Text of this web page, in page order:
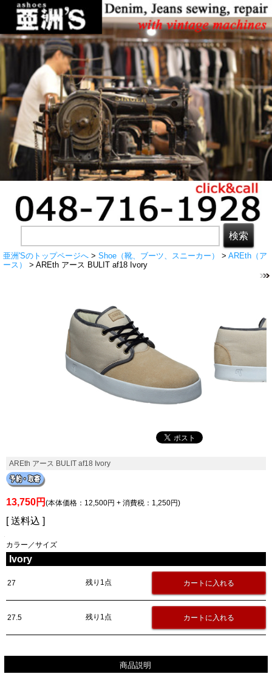
亜洲'Sのトップページへ > Shoe（靴、ブーツ、スニーカー） > AREth（ア
ース）
> AREth アース BULIT af18 Ivory
AREth アース BULIT af18 Ivory
13,750円 (本体価格：12,500円 + 消費税：1,250円)
[ 送料込 ]
カラー／サイズ
Ivory
27 残り1点
27.5 残り1点
商品説明